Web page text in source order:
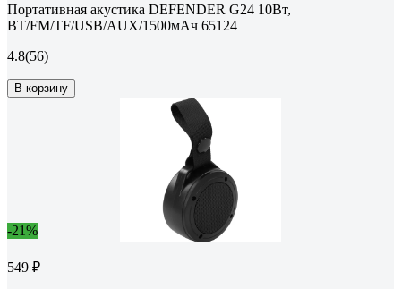
Портативная акустика DEFENDER G24 10Вт,
BT/FM/TF/USB/AUX/1500мАч 65124
4.8(56)
В корзину
-21%
549 ₽